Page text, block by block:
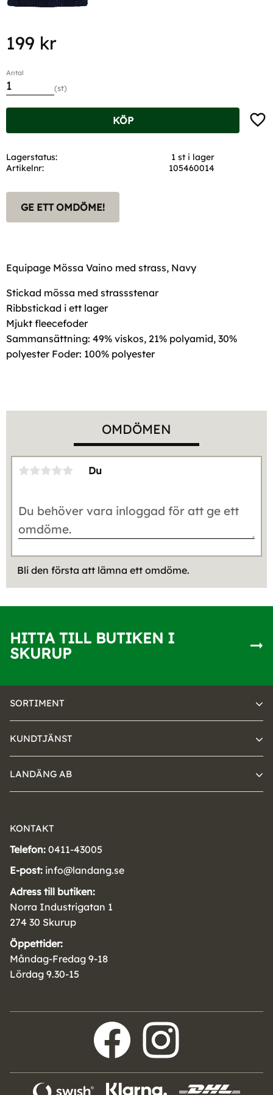
199 kr
Antal
st
KÖP
Lagerstatus
1 st i lager
Artikelnr
105460014
GE ETT OMDÖME!
Equipage Mössa Vaino med strass, Navy
Stickad mössa med strassstenar
Ribbstickad i ett lager
Mjukt fleecefoder
Sammansättning: 49% viskos, 21% polyamid, 30%
polyester Foder: 100% polyester
OMDÖMEN
Du
Bli den första att lämna ett omdöme.
HITTA TILL BUTIKEN I
SKURUP
SORTIMENT
KUNDTJÄNST
LANDÄNG AB
KONTAKT
Telefon: 0411-43005
E-post: info@landang.se
Adress till butiken:
Norra Industrigatan 1
274 30 Skurup
Öppettider:
Måndag-Fredag 9-18
Lördag 9.30-15